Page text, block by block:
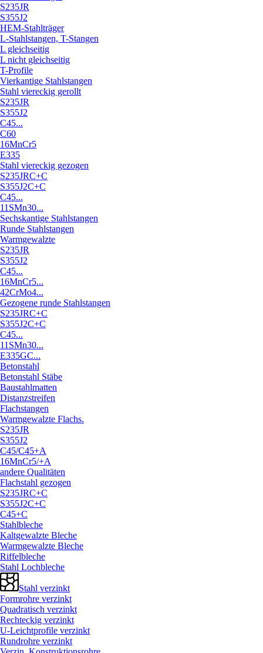
S235JR
S355J2
HEM-Stahlträger
L-Stahlstangen, T-Stangen
L gleichseitig
L nicht gleichseitig
T-Profile
Vierkantige Stahlstangen
Stahl viereckig gerollt
S235JR
S355J2
C45...
C60
16MnCr5
E335
Stahl viereckig gezogen
S235JRC+C
S355J2C+C
C45...
11SMn30...
Sechskantige Stahlstangen
Runde Stahlstangen
Warmgewalzte
S235JR
S355J2
C45...
16MnCr5...
42CrMo4...
Gezogene runde Stahlstangen
S235JRC+C
S355J2C+C
C45...
11SMn30...
E335GC...
Betonstahl
Betonstahl Stäbe
Baustahlmatten
Distanzstreifen
Flachstangen
Warmgewalzte Flachs.
S235JR
S355J2
C45/C45+A
16MnCr5/+A
andere Qualitäten
Flachstahl gezogen
S235JRC+C
S355J2C+C
C45+C
Stahlbleche
Kaltgewalzte Bleche
Warmgewalzte Bleche
Riffelbleche
Stahl Lochbleche
Stahl verzinkt
Formrohre verzinkt
Quadratisch verzinkt
Rechteckig verzinkt
U-Leichtprofile verzinkt
Rundrohre verzinkt